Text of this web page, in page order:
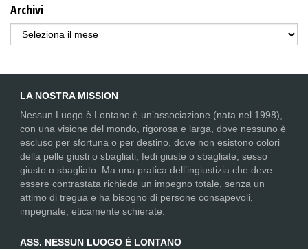
Archivi
Archivi
LA NOSTRA MISSION
Nessun Luogo è Lontano è un’associazione (nata nel 1998),
con una visione del mondo, rigorosa e larga, dove nessuno è
escluso per sfortuna o per destino, dove non esistono colori
della pelle giusti o sbagliati, fedi giuste o sbagliate, sesso
giusto o sbagliato. Ma una pratica dell’ingiustizia che deve
essere contrastata richiede un impegno totale, senza un
attimo di tregua e ha bisogno di persone consapevoli,
impegnate, eticamente schierate.
ASS. NESSUN LUOGO È LONTANO